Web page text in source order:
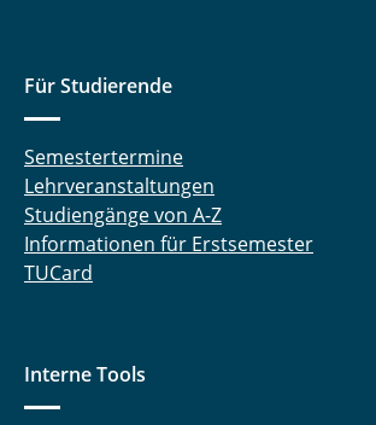
Für Studierende
Semestertermine
Lehrveranstaltungen
Studiengänge von A-Z
Informationen für Erstsemester
TUCard
Interne Tools